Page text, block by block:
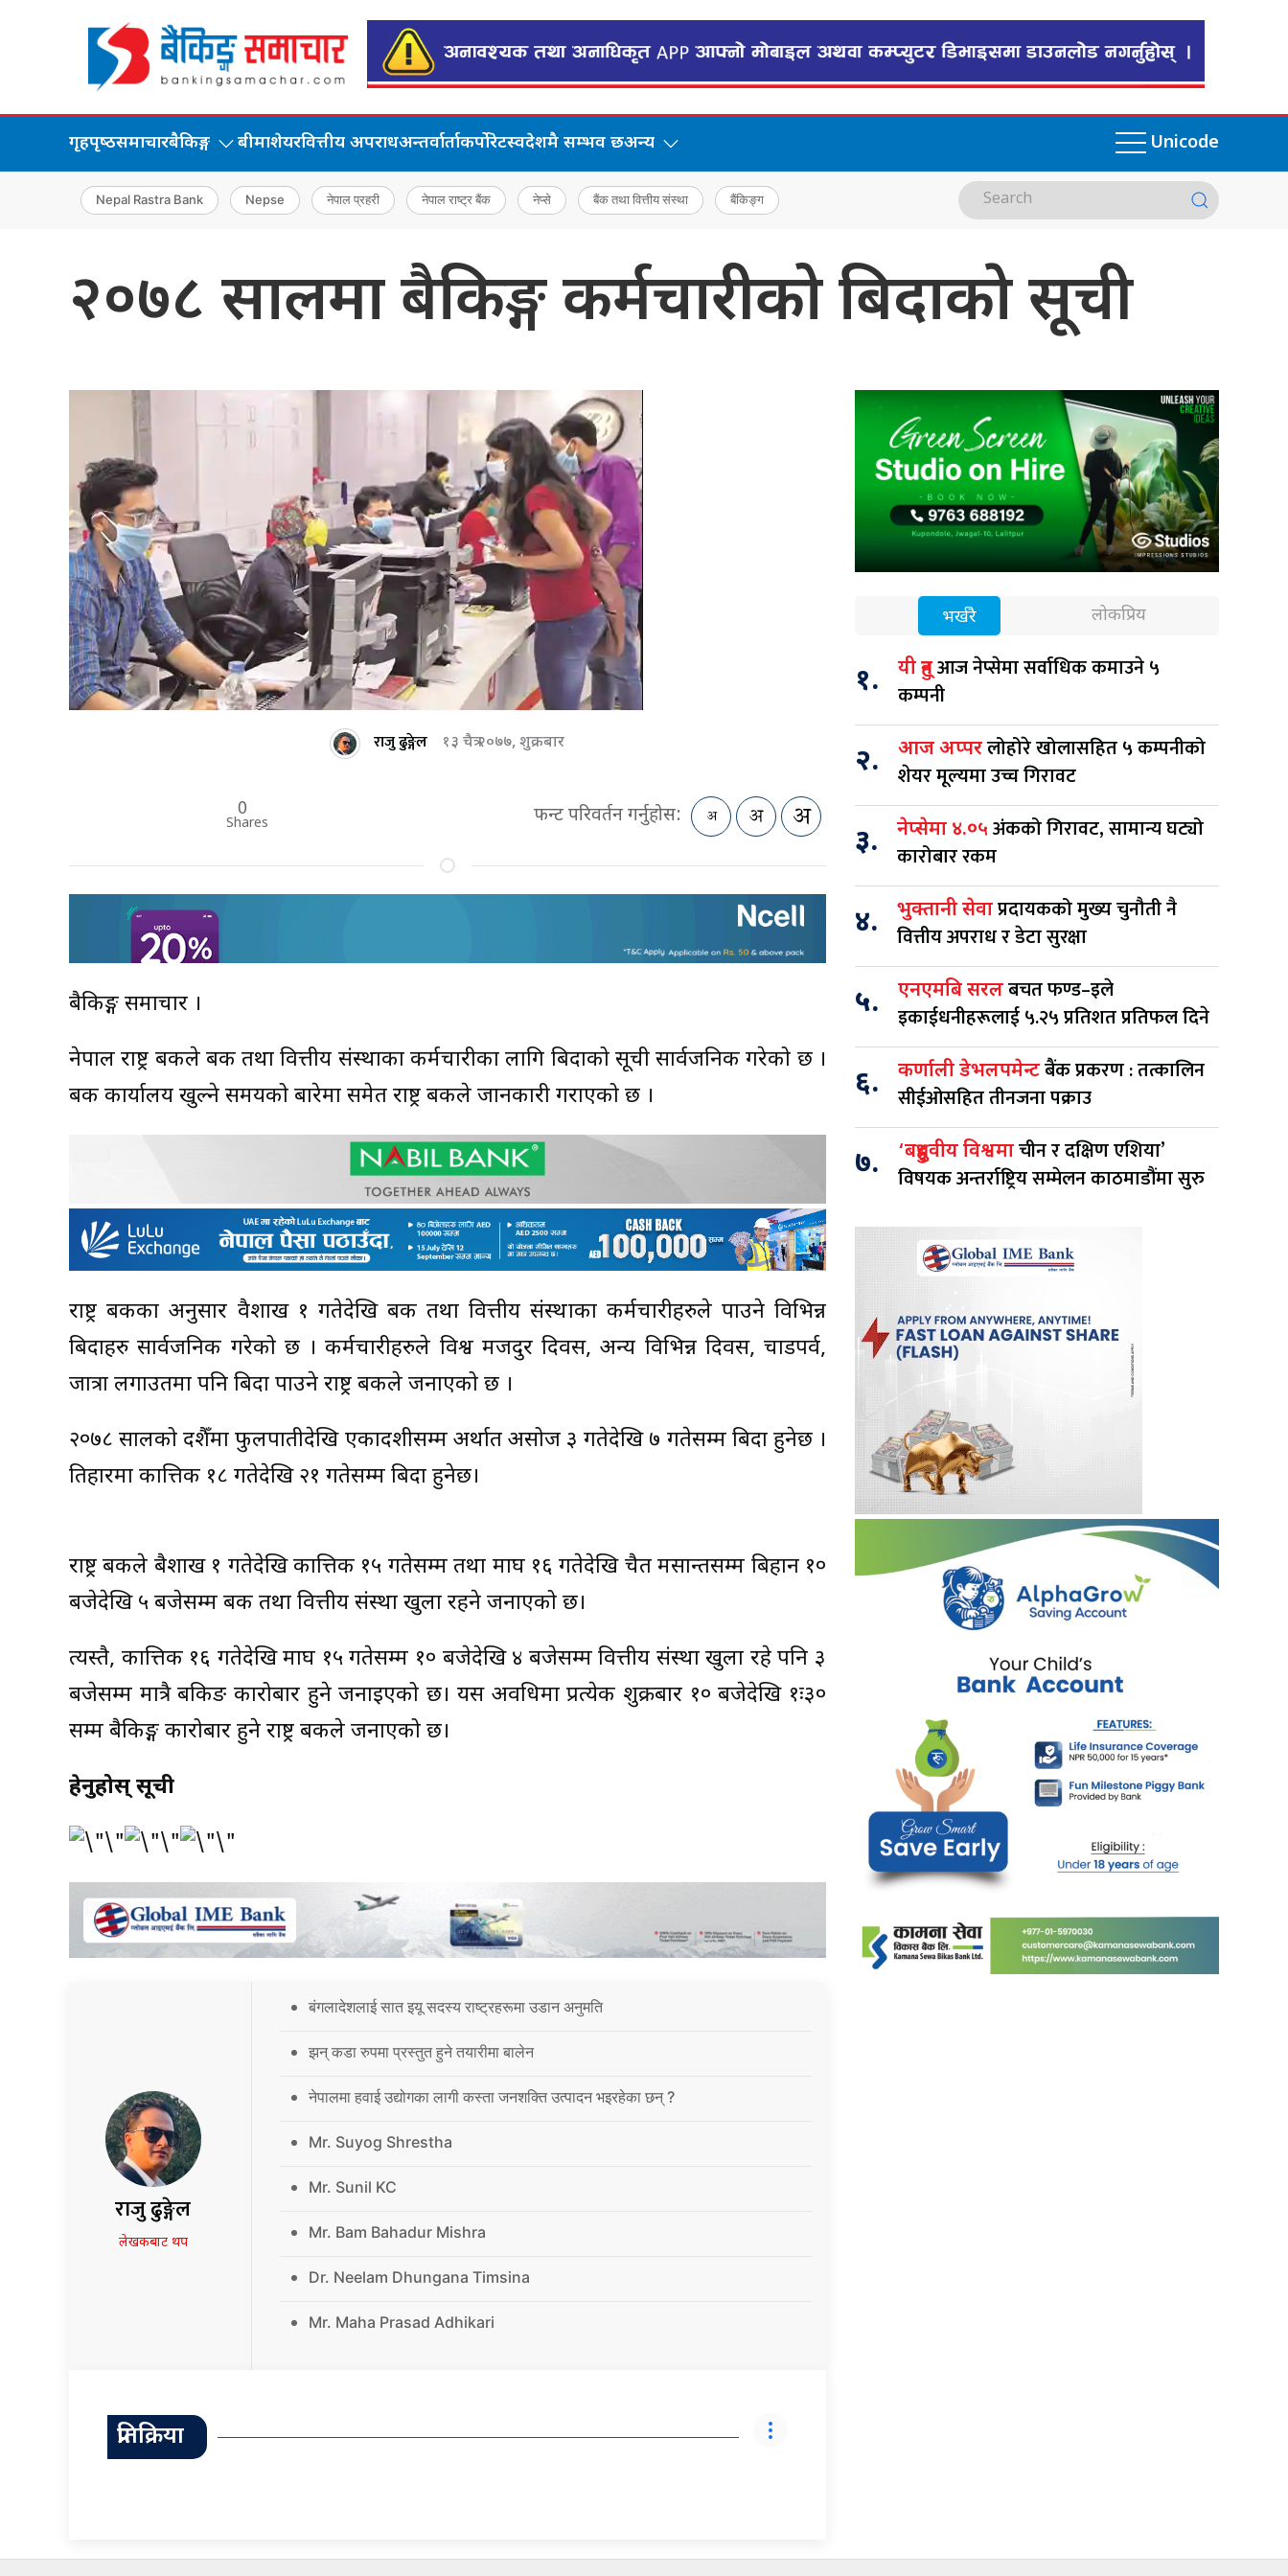
गृहपृष्‍ठसमाचारबैकिङ्ग बीमाशेयरवित्तीय अपराधअन्तर्वार्ताकर्पोरेटस्वदेशमै सम्भव छअन्य Unicode
Nepal Rastra Bank Nepse नेपाल प्रहरी नेपाल राष्ट्र बैंक नेप्से बैंक तथा वित्तीय संस्था बैंकिङ्ग
२०७८ सालमा बैकिङ्ग कर्मचारीको बिदाकाे सूची
राजु ढुङ्गेल १३ चैत्र २०७७, शुक्रबार
0
Shares फन्ट परिवर्तन गर्नुहोस:
बैकिङ्ग समाचार ।
नेपाल राष्ट्र बैंकले बैंक तथा वित्तीय संस्थाका कर्मचारीका लागि बिदाको सूची सार्वजनिक गरेको छ ।
बैंक कार्यालय खुल्ने समयको बारेमा समेत राष्ट्र बैंकले जानकारी गराएको छ ।
राष्ट्र बैंकका अनुसार वैशाख १ गतेदेखि बैंक तथा वित्तीय संस्थाका कर्मचारीहरुले पाउने विभिन्न
बिदाहरु सार्वजनिक गरेको छ । कर्मचारीहरुले विश्व मजदुर दिवस, अन्य विभिन्न दिवस, चाडपर्व,
जात्रा लगाउतमा पनि बिदा पाउने राष्ट्र बैंकले जनाएको छ ।
२०७८ सालको दशैँमा फुलपातीदेखि एकादशीसम्म अर्थात असोज ३ गतेदेखि ७ गतेसम्म बिदा हुनेछ ।
तिहारमा कात्तिक १८ गतेदेखि २१ गतेसम्म बिदा हुनेछ।
राष्ट्र बैंकले बैशाख १ गतेदेखि कात्तिक १५ गतेसम्म तथा माघ १६ गतेदेखि चैत मसान्तसम्म बिहान १०
बजेदेखि ५ बजेसम्म बैंक तथा वित्तीय संस्था खुला रहने जनाएको छ।
त्यस्तै, कात्तिक १६ गतेदेखि माघ १५ गतेसम्म १० बजेदेखि ४ बजेसम्म वित्तीय संस्था खुला रहे पनि ३
बजेसम्म मात्रै बैंकिङ कारोबार हुने जनाइएको छ। यस अवधिमा प्रत्येक शुक्रबार १० बजेदेखि १ः३०
सम्म बैकिङ्ग कारोबार हुने राष्ट्र बैंकले जनाएको छ।
हेर्नुहोस् सूची
राजु ढुङ्गेल
लेखकबाट थप
बंगलादेशलाई सात इयू सदस्य राष्ट्रहरूमा उडान अनुमति
झन् कडा रुपमा प्रस्तुत हुने तयारीमा बालेन
नेपालमा हवाई उद्योगका लागी कस्ता जनशक्ति उत्पादन भइरहेका छन् ?
Mr. Suyog Shrestha
Mr. Sunil KC
Mr. Bam Bahadur Mishra
Dr. Neelam Dhungana Timsina
Mr. Maha Prasad Adhikari
प्रतिक्रिया
भर्खरै लोकप्रिय
१. यी हुन्आज नेप्सेमा सर्वाधिक कमाउने ५
कम्पनी
२. आज अप्परलोहोरे खोलासहित ५ कम्पनीको
शेयर मूल्यमा उच्च गिरावट
३. नेप्सेमा ४.०५ अंकको गिरावट, सामान्य घट्यो
कारोबार रकम
४. भुक्तानी सेवाप्रदायकको मुख्य चुनौती नै
वित्तीय अपराध र डेटा सुरक्षा
५. एनएमबि सरलबचत फण्ड–इले
इकाईधनीहरूलाई ५.२५ प्रतिशत प्रतिफल दिने
६. कर्णाली डेभलपमेन्टबैंक प्रकरण : तत्कालिन
सीईओसहित तीनजना पक्राउ
७. ‘बहुध्रुवीय विश्वमाचीन र दक्षिण एशिया’
विषयक अन्तर्राष्ट्रिय सम्मेलन काठमाडौंमा सुरु